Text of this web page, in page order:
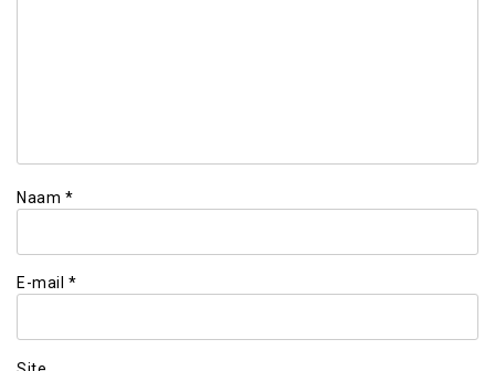
Naam *
E-mail *